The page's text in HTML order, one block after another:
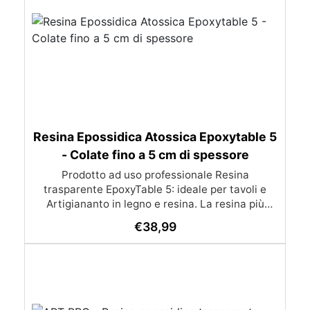
Resina Epossidica Atossica Epoxytable 5
- Colate fino a 5 cm di spessore
Prodotto ad uso professionale Resina
trasparente EpoxyTable 5: ideale per tavoli e
Artigiananto in legno e resina. La resina più
perfetta per colate di alto spessore fino a 5 cm.
Applicazioni Principali: Realizzazione di tavoli in
monete, pietre, ecc) Colate riempitive in
€38,99